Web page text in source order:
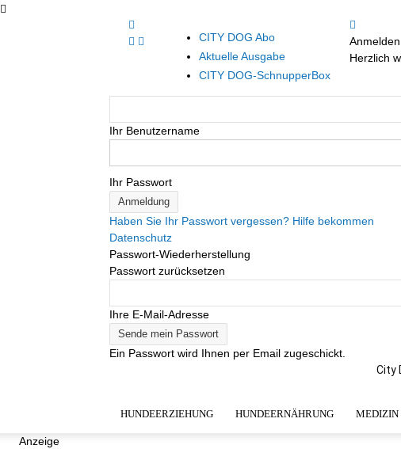
CITY DOG Abo
Aktuelle Ausgabe
CITY DOG-SchnupperBox
Anmelden
Herzlich
Ihr Benutzername
Ihr Passwort
Haben Sie Ihr Passwort vergessen? Hilfe bekommen
Datenschutz
Passwort-Wiederherstellung
Passwort zurücksetzen
Ihre E-Mail-Adresse
Ein Passwort wird Ihnen per Email zugeschickt.
City
HUNDEERZIEHUNG HUNDEERNÄHRUNG MEDIZIN
Anzeige